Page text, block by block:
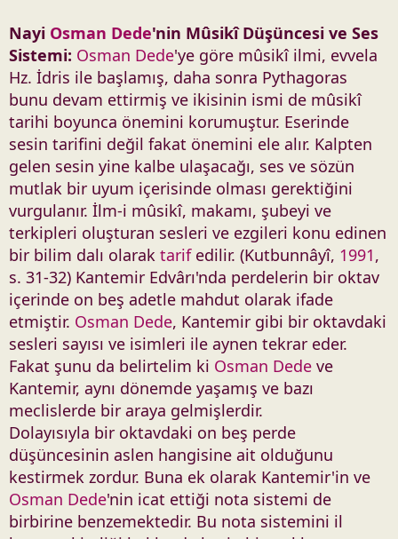
Nayi Osman Dede'nin Mûsikî Düşüncesi ve Ses
Sistemi: Osman Dede'ye göre mûsikî ilmi, evvela
Hz. İdris ile başlamış, daha sonra Pythagoras
bunu devam ettirmiş ve ikisinin ismi de mûsikî
tarihi boyunca önemini korumuştur. Eserinde
sesin tarifini değil fakat önemini ele alır. Kalpten
gelen sesin yine kalbe ulaşacağı, ses ve sözün
mutlak bir uyum içerisinde olması gerektiğini
vurgulanır. İlm-i mûsikî, makamı, şubeyi ve
terkipleri oluşturan sesleri ve ezgileri konu edinen
bir bilim dalı olarak tarifedilir. (Kutbunnâyî, 1991,
s. 31-32) Kantemir Edvârı'nda perdelerin bir oktav
içerinde on beş adetle mahdut olarak ifade
etmiştir. Osman Dede, Kantemir gibi bir oktavdaki
sesleri sayısı ve isimleri ile aynen tekrar eder.
Fakat şunu da belirtelim ki Osman Dede ve
Kantemir, aynı dönemde yaşamış ve bazı
meclislerde bir araya gelmişlerdir.
Dolayısıyla bir oktavdaki on beş perde
düşüncesinin aslen hangisine ait olduğunu
kestirmek zordur. Buna ek olarak Kantemir'in ve
Osman Dede'nin icat ettiği nota sistemi de
birbirine benzemektedir. Bu nota sistemini il